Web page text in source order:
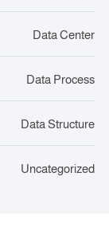
Data Center
Data Process
Data Structure
Uncategorized